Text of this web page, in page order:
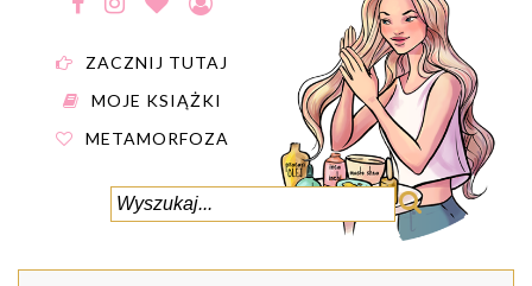
ZACZNIJ TUTAJ
MOJE KSIĄŻKI
METAMORFOZA